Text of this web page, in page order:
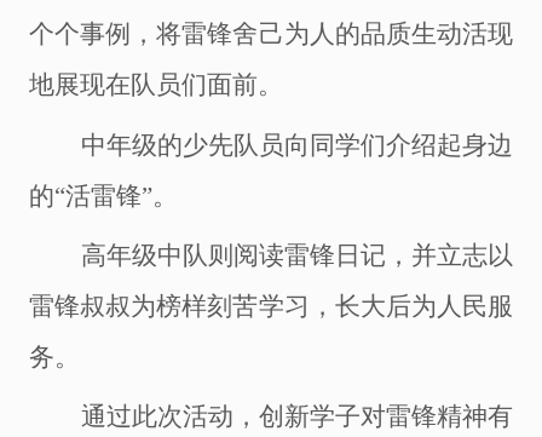
个个事例，将雷锋舍己为人的品质生动活现
地展现在队员们面前。
中年级的少先队员向同学们介绍起身边
的“活雷锋”。
高年级中队 则阅读雷锋日记，并立志以
雷锋叔叔为榜样刻苦学习，长大后为人民服
务。
通过此次活动，创新学子对雷锋精神有